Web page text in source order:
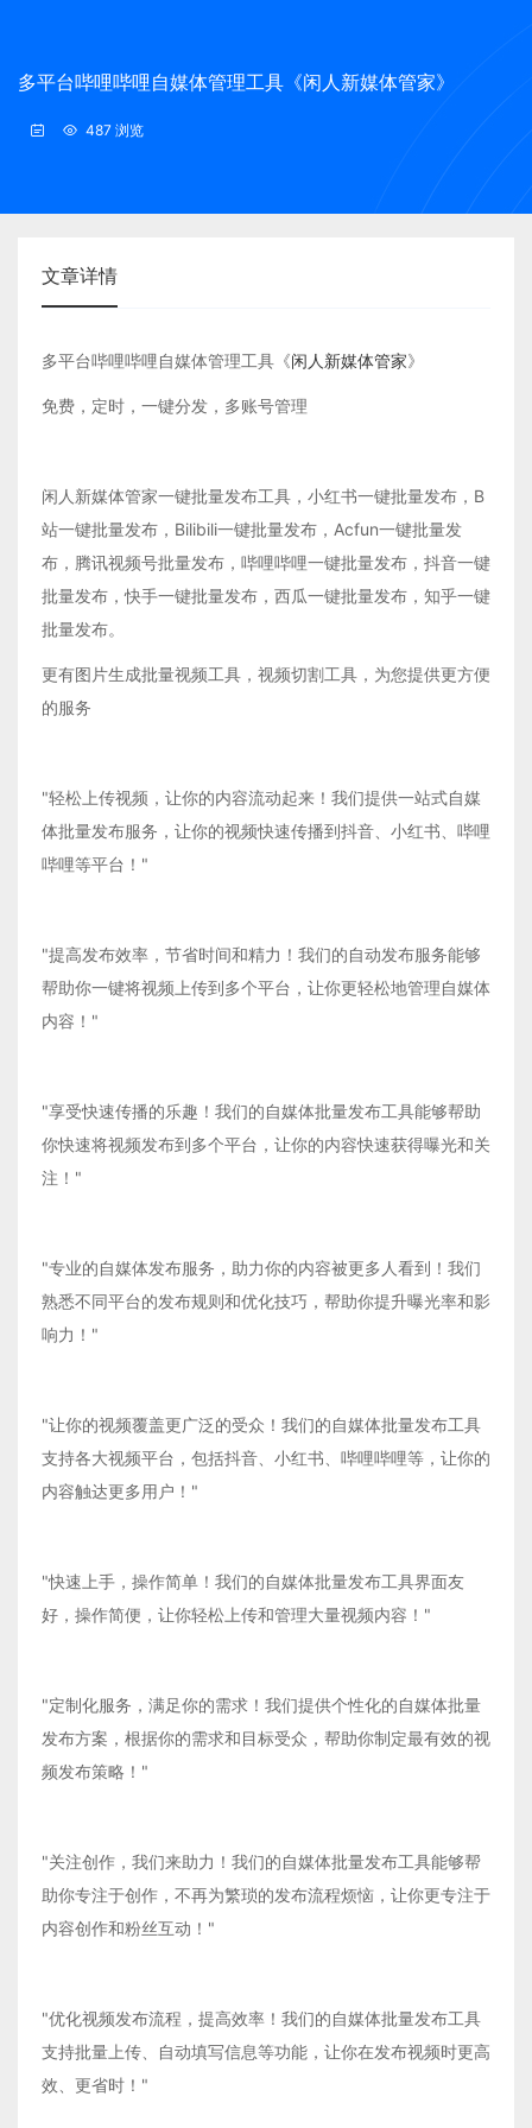
多平台哔哩哔哩自媒体管理工具《闲人新媒体管家》
487 浏览
文章详情
多平台哔哩哔哩自媒体管理工具《闲人新媒体管家》
免费，定时，一键分发，多账号管理
闲人新媒体管家一键批量发布工具，小红书一键批量发布，B
站一键批量发布，Bilibili一键批量发布，Acfun一键批量发
布，腾讯视频号批量发布，哔哩哔哩一键批量发布，抖音一键
批量发布，快手一键批量发布，西瓜一键批量发布，知乎一键
批量发布。
更有图片生成批量视频工具，视频切割工具，为您提供更方便
的服务
"轻松上传视频，让你的内容流动起来！我们提供一站式自媒
体批量发布服务，让你的视频快速传播到抖音、小红书、哔哩
哔哩等平台！"
"提高发布效率，节省时间和精力！我们的自动发布服务能够
帮助你一键将视频上传到多个平台，让你更轻松地管理自媒体
内容！"
"享受快速传播的乐趣！我们的自媒体批量发布工具能够帮助
你快速将视频发布到多个平台，让你的内容快速获得曝光和关
注！"
"专业的自媒体发布服务，助力你的内容被更多人看到！我们
熟悉不同平台的发布规则和优化技巧，帮助你提升曝光率和影
响力！"
"让你的视频覆盖更广泛的受众！我们的自媒体批量发布工具
支持各大视频平台，包括抖音、小红书、哔哩哔哩等，让你的
内容触达更多用户！"
"快速上手，操作简单！我们的自媒体批量发布工具界面友
好，操作简便，让你轻松上传和管理大量视频内容！"
"定制化服务，满足你的需求！我们提供个性化的自媒体批量
发布方案，根据你的需求和目标受众，帮助你制定最有效的视
频发布策略！"
"关注创作，我们来助力！我们的自媒体批量发布工具能够帮
助你专注于创作，不再为繁琐的发布流程烦恼，让你更专注于
内容创作和粉丝互动！"
"优化视频发布流程，提高效率！我们的自媒体批量发布工具
支持批量上传、自动填写信息等功能，让你在发布视频时更高
效、更省时！"